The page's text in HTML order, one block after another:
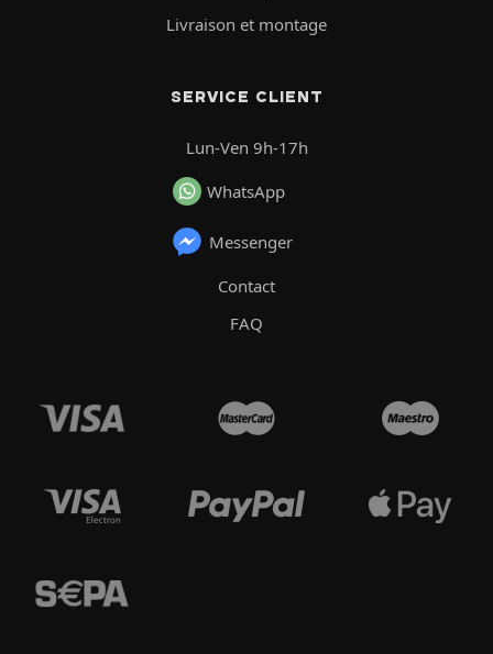
Livraison et montage
SERVICE CLIENT
Lun-Ven 9h-17h
WhatsApp
Messenger
Contact
FAQ